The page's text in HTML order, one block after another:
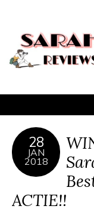
28
JAN
2018
ACTIE!!